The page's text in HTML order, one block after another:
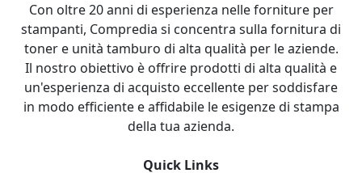
Con oltre 20 anni di esperienza nelle forniture per
stampanti, Compredia si concentra sulla fornitura di
toner e unità tamburo di alta qualità per le aziende.
Il nostro obiettivo è offrire prodotti di alta qualità e
un'esperienza di acquisto eccellente per soddisfare
in modo efficiente e affidabile le esigenze di stampa
della tua azienda.
Quick Links